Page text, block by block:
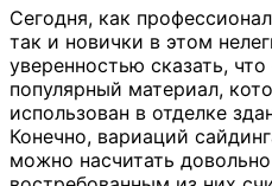
Сегодня, как
так и новички в этом
уверенностью сказать,
популярный материал,
использован в отделке
Конечно, вариаций
можно насчитать